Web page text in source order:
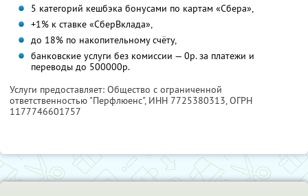
5 категорий кешбэка бонусами по картам «Сбера»,
+1% к ставке «СберВклада»,
до 18% по накопительному счёту,
банковские услуги без комиссии — 0р. за платежи и
переводы до 500000р.
Услуги предоставляет: Общество с ограниченной
ответственностью "Перфлюенс", ИНН 7725380313, ОГРН
1177746601757